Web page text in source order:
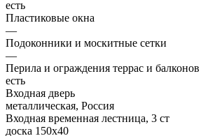
есть
Пластиковые окна
—
Подоконники и москитные сетки
—
Перила и ограждения террас и балконов
есть
Входная дверь
металлическая, Россия
Входная временная лестница, 3 ст
доска 150х40